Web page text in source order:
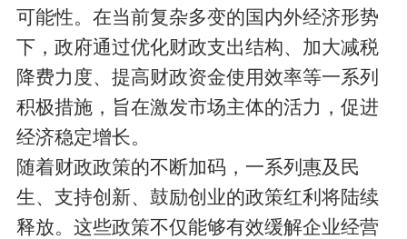
可能性。在当前复杂多变的国内外经济形势
下，政府通过优化财政支出结构、加大减税
降费力度、提高财政资金使用效率等一系列
积极措施，旨在激发市场主体的活力，促进
经济稳定增长。
随着财政政策的不断加码，一系列惠及民
生、支持创新、鼓励创业的政策红利将陆续
释放。这些政策不仅能够有效缓解企业经营